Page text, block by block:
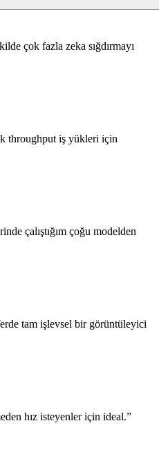
çok fazla zeka sığdırmayı
throughput iş yükleri için
çalıştığım çoğu modelden
tam işlevsel bir görüntüleyici
hız isteyenler için ideal.”